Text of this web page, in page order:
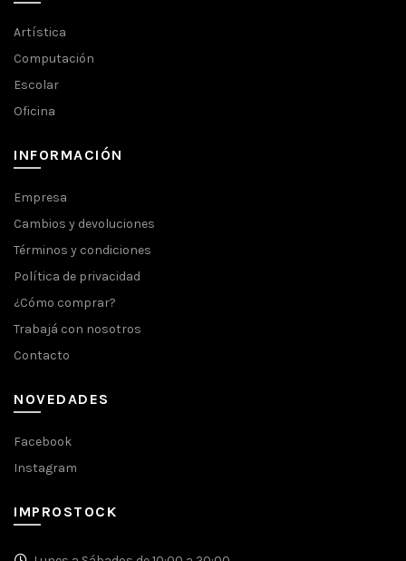
Artística
Computación
Escolar
Oficina
INFORMACIÓN
Empresa
Cambios y devoluciones
Términos y condiciones
Política de privacidad
¿Cómo comprar?
Trabajá con nosotros
Contacto
NOVEDADES
Facebook
Instagram
IMPROSTOCK